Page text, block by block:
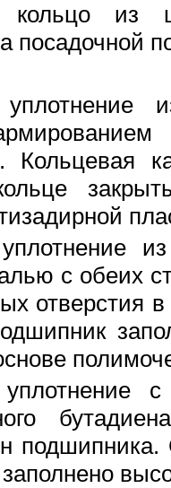
кольцо из
посадочной
уплотнение
Кольцевая
уплотнение
с обеих
отверстия
уплотнение